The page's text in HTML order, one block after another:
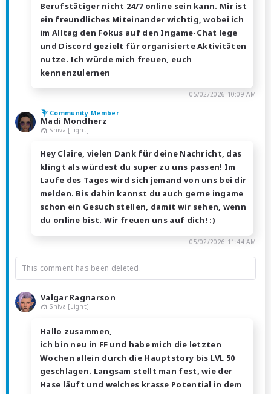
Berufstätiger nicht 24/7 online sein kann. Mir ist
ein freundliches Miteinander wichtig, wobei ich
im Alltag den Fokus auf den Ingame-Chat lege
und Discord gezielt für organisierte Aktivitäten
nutze. Ich würde mich freuen, euch
kennenzulernen
05/02/2026 10:09 AM
Community Member
Madi Mondherz
Shiva [Light]
Hey Claire, vielen Dank für deine Nachricht, das
klingt als würdest du super zu uns passen! Im
Laufe des Tages wird sich jemand von uns bei dir
melden. Bis dahin kannst du auch gerne ingame
schon ein Gesuch stellen, damit wir sehen, wenn
du online bist. Wir freuen uns auf dich! :)
05/02/2026 11:44 AM
This comment has been deleted.
Valgar Ragnarson
Shiva [Light]
Hallo zusammen,
ich bin neu in FF und habe mich die letzten
Wochen allein durch die Hauptstory bis LVL 50
geschlagen. Langsam stellt man fest, wie der
Hase läuft und welches krasse Potential in dem